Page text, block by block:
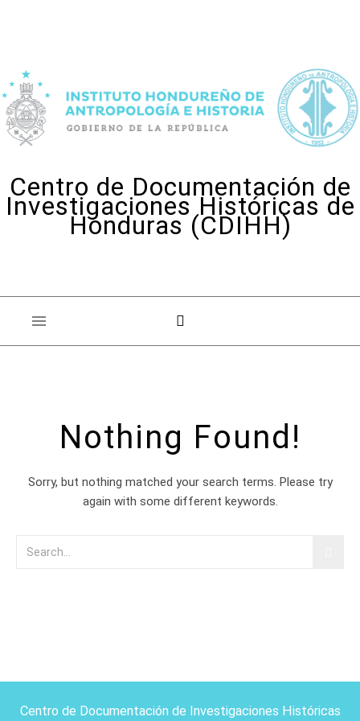
Centro de Documentación de
Investigaciones Históricas de
Honduras (CDIHH)
Nothing Found!
Sorry, but nothing matched your search terms. Please try
again with some different keywords.
Centro de Documentación de Investigaciones Históricas